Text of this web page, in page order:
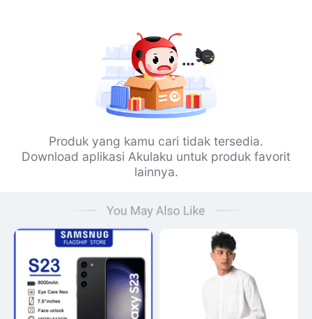
Produk yang kamu cari tidak tersedia.
Download aplikasi Akulaku untuk produk favorit
lainnya.